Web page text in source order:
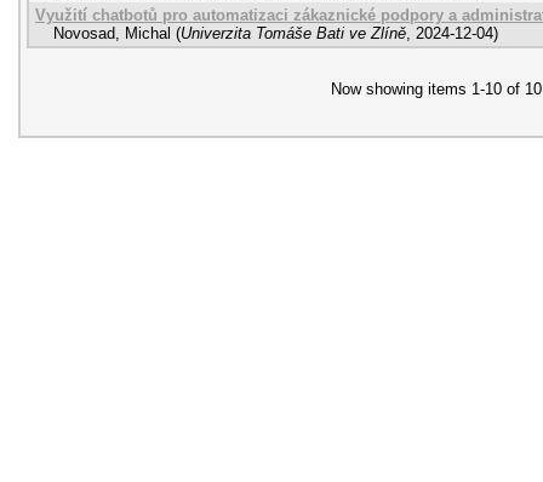
Využití chatbotů pro automatizaci zákaznické podpory a
Novosad, Michal (Univerzita Tomáše Bati ve Zlíně, 2024-12-04)
Now showing items 1-10 of 10